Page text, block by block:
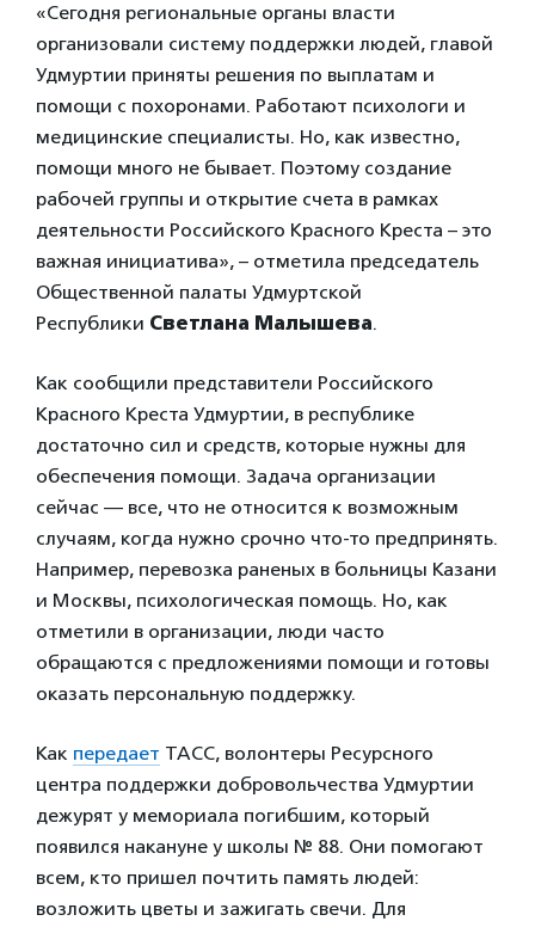
«Сегодня региональные органы власти
организовали систему поддержки людей, главой
Удмуртии приняты решения по выплатам и
помощи с похоронами. Работают психологи и
медицинские специалисты. Но, как известно,
помощи много не бывает. Поэтому создание
рабочей группы и открытие счета в рамках
деятельности Российского Красного Креста – это
важная инициатива», – отметила председатель
Общественной палаты Удмуртской
Республики Светлана Малышева.
Как сообщили представители Российского
Красного Креста Удмуртии, в республике
достаточно сил и средств, которые нужны для
обеспечения помощи. Задача организации
сейчас — все, что не относится к возможным
случаям, когда нужно срочно что-то предпринять.
Например, перевозка раненых в больницы Казани
и Москвы, психологическая помощь. Но, как
отметили в организации, люди часто
обращаются с предложениями помощи и готовы
оказать персональную поддержку.
Как передает ТАСС, волонтеры Ресурсного
центра поддержки добровольчества Удмуртии
дежурят у мемориала погибшим, который
появился накануне у школы № 88. Они помогают
всем, кто пришел почтить память людей:
возложить цветы и зажигать свечи. Для